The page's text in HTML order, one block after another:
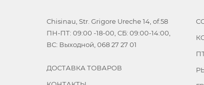
Chisinau, Str. Grigore Ureche 14, of.58
ПН-ПТ: 09:00 -18-00, СБ: 09:00-14:00,
ВС: Выходной, 068 27 27 01
ДОСТАВКА ТОВАРОВ